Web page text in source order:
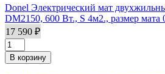
Donel Электрический мат
DM2150, 600 Вт., S 4м2., размер
17 590 ₽